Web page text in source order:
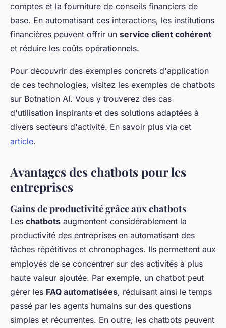
comptes et la fourniture de conseils financiers de
base. En automatisant ces interactions, les institutions
financières peuvent offrir un service client cohérent
et réduire les coûts opérationnels.
Pour découvrir des exemples concrets d'application
de ces technologies, visitez les exemples de chatbots
sur Botnation AI. Vous y trouverez des cas
d'utilisation inspirants et des solutions adaptées à
divers secteurs d'activité. En savoir plus via cet
article.
Avantages des chatbots pour les
entreprises
Gains de productivité grâce aux chatbots
Les chatbots augmentent considérablement la
productivité des entreprises en automatisant des
tâches répétitives et chronophages. Ils permettent aux
employés de se concentrer sur des activités à plus
haute valeur ajoutée. Par exemple, un chatbot peut
gérer les FAQ automatisées, réduisant ainsi le temps
passé par les agents humains sur des questions
simples et récurrentes. En outre, les chatbots peuvent